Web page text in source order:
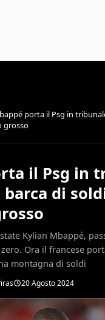
porta il Psg in
grosso
il Psg in
barca di
Kylian Mbappé,
Ora il francese
montagna di soldi
20 Agosto 2024